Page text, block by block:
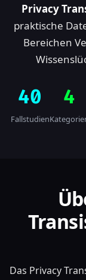
Privacy
praktische
Bereichen
40
Fallstudien
4
Das Privacy